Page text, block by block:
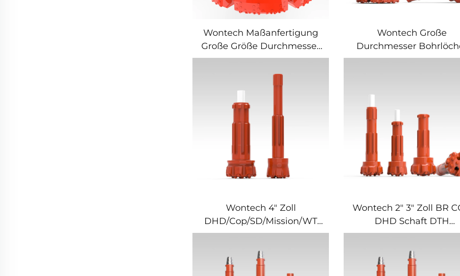
Wontech Maßanfertigung
Große Größe Durchmesser
Bohrlöcher Bohren 18" 24"
32" Zoll DTH Bohrkopf für
Fundamentpfähle und
Wontech Große
Durchmesser
SD10 N100 Numa125
Wontech 4" Zoll
DHD/Cop/SD/Mission/WT
DTH Knopfbohrer für
Sprengungen
Wontech 2" 3" Zoll BR
DHD Schaft DTH
Knopflochbohrer für
Sprengarbeiten